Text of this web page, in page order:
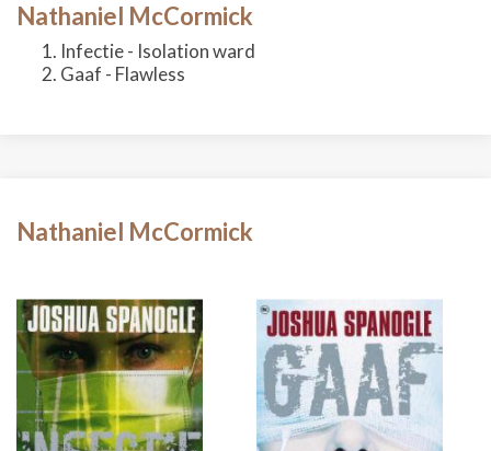
Nathaniel McCormick
Infectie - Isolation ward
Gaaf - Flawless
Nathaniel McCormick